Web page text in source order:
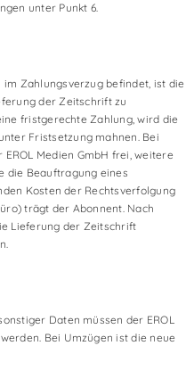
unter Punkt 6.
Zahlungsverzug befindet, ist die
der Zeitschrift zu
fristgerechte Zahlung, wird die
Fristsetzung mahnen. Bei
Medien GmbH frei, weitere
die Beauftragung eines
Kosten der Rechtsverfolgung
trägt der Abonnent. Nach
Lieferung der Zeitschrift
Daten müssen der EROL
Bei Umzügen ist die neue